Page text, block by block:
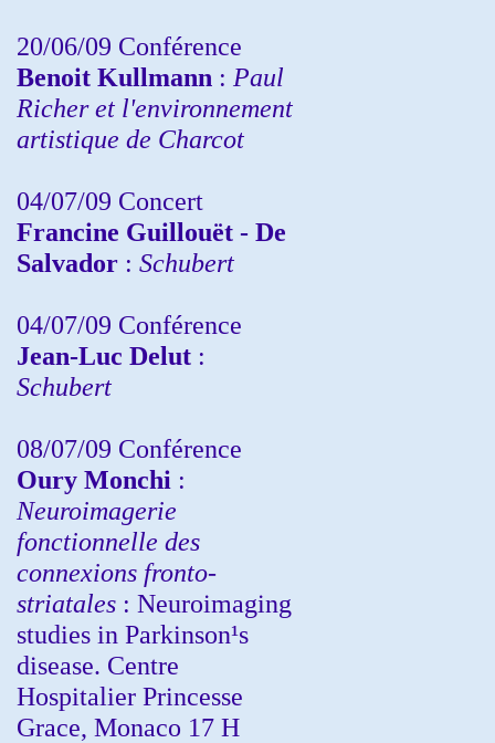
20/06/09 Conférence
Benoit Kullmann : Paul
Richer et l'environnement
artistique de Charcot
04/07/09 Concert
Francine Guillouët - De
Salvador : Schubert
04/07/09 Conférence
Jean-Luc Delut :
Schubert
08/07/09 Conférence
Oury Monchi :
Neuroimagerie
fonctionnelle des
connexions fronto-
striatales : Neuroimaging
studies in Parkinson¹s
disease. Centre
Hospitalier Princesse
Grace, Monaco 17 H